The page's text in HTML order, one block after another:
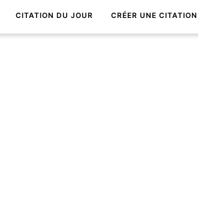
CITATION DU JOUR CRÉER UNE CITATION